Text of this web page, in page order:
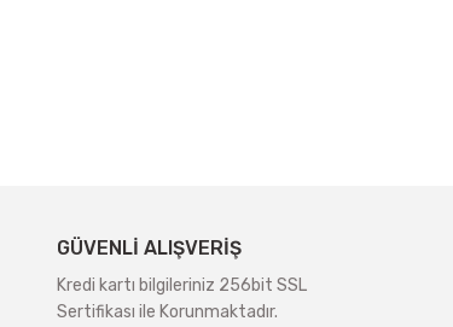
GÜVENLİ ALIŞVERİŞ
Kredi kartı bilgileriniz 256bit SSL
Sertifikası ile Korunmaktadır.